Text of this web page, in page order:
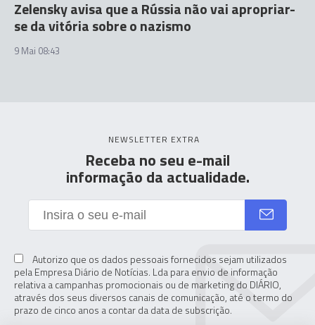
Zelensky avisa que a Rússia não vai apropriar-
se da vitória sobre o nazismo
9 Mai 08:43
NEWSLETTER EXTRA
Receba no seu e-mail
informação da actualidade.
Autorizo que os dados pessoais fornecidos sejam utilizados
pela Empresa Diário de Notícias. Lda para envio de informação
relativa a campanhas promocionais ou de marketing do DIÁRIO,
através dos seus diversos canais de comunicação, até o termo do
prazo de cinco anos a contar da data de subscrição.